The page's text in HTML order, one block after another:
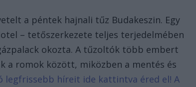
a péntek hajnali tűz Budakeszin. Egy
– tetőszerkezete teljes terjedelmében
okozta. A tűzoltók több embert
romok között, miközben a mentés és
legfrissebb híreit ide kattintva éred el! A